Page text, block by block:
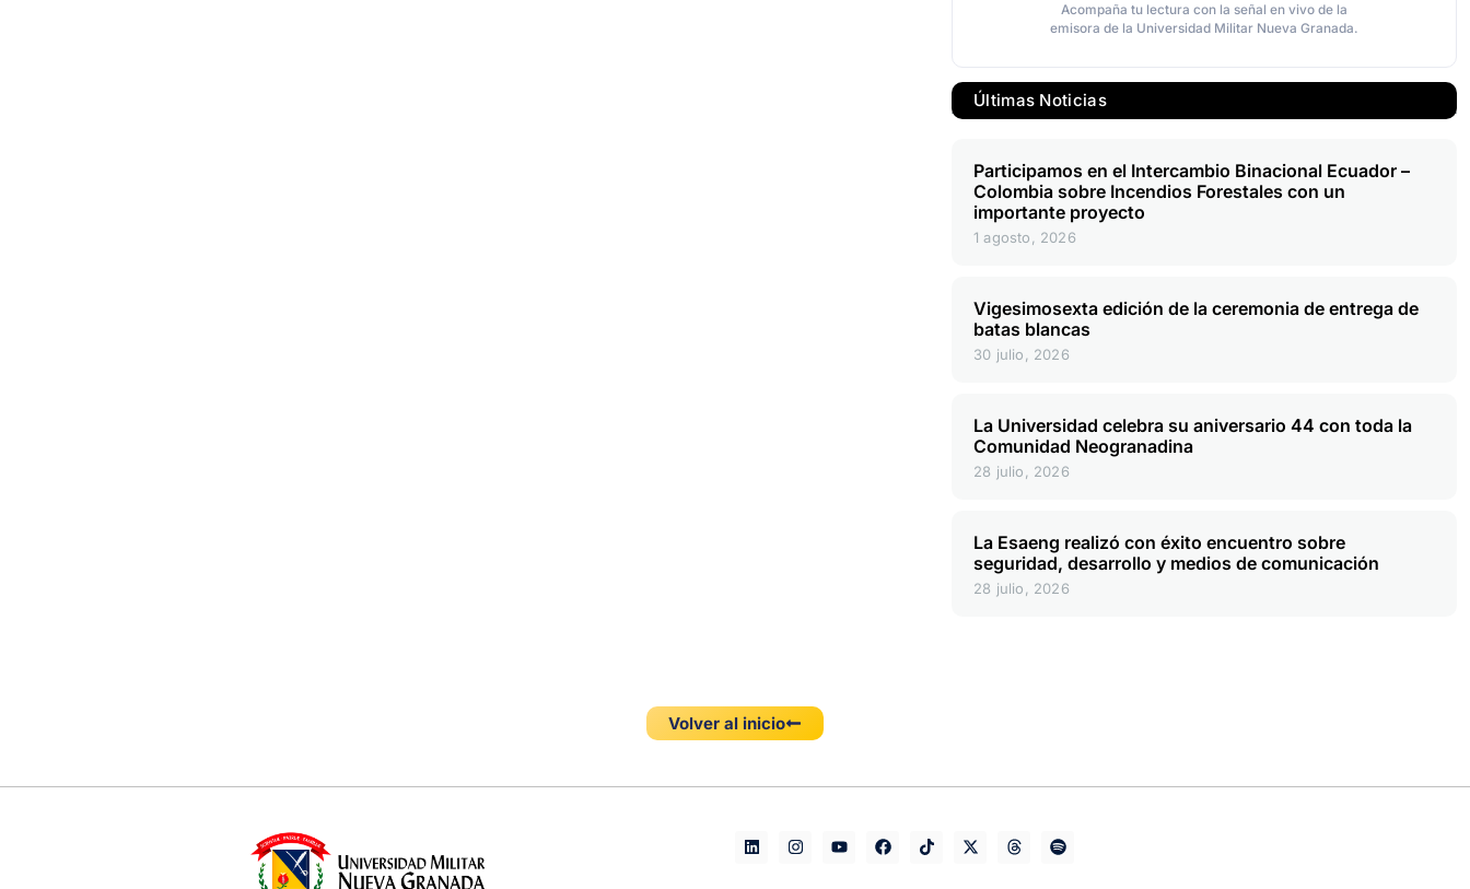
Acompaña tu lectura con la señal en vivo de la
emisora de la Universidad Militar Nueva Granada.
Últimas Noticias
Participamos en el Intercambio Binacional Ecuador –
Colombia sobre Incendios Forestales con un
importante proyecto
1 agosto, 2026
Vigesimosexta edición de la ceremonia de entrega de
batas blancas
30 julio, 2026
La Universidad celebra su aniversario 44 con toda la
Comunidad Neogranadina
28 julio, 2026
La Esaeng realizó con éxito encuentro sobre
seguridad, desarrollo y medios de comunicación
28 julio, 2026
Volver al inicio